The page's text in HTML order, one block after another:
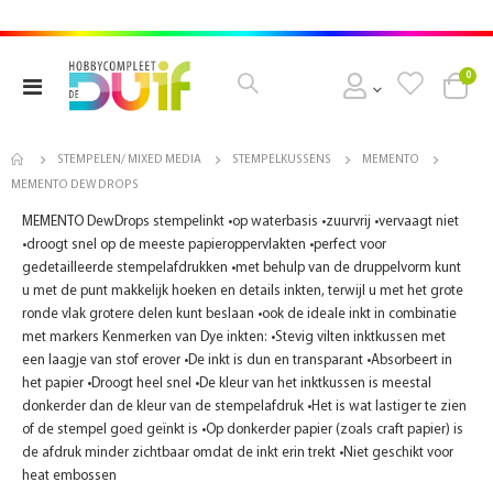
Toggle
Cart
0
STEMPELEN/ MIXED MEDIA STEMPELKUSSENS MEMENTO
MEMENTO DEW DROPS
MEMENTO DewDrops stempelinkt •op waterbasis •zuurvrij •vervaagt niet
•droogt snel op de meeste papieroppervlakten •perfect voor
gedetailleerde stempelafdrukken •met behulp van de druppelvorm kunt
u met de punt makkelijk hoeken en details inkten, terwijl u met het grote
ronde vlak grotere delen kunt beslaan •ook de ideale inkt in combinatie
met markers Kenmerken van Dye inkten: •Stevig vilten inktkussen met
een laagje van stof erover •De inkt is dun en transparant •Absorbeert in
het papier •Droogt heel snel •De kleur van het inktkussen is meestal
donkerder dan de kleur van de stempelafdruk •Het is wat lastiger te zien
of de stempel goed geïnkt is •Op donkerder papier (zoals craft papier) is
de afdruk minder zichtbaar omdat de inkt erin trekt •Niet geschikt voor
heat embossen